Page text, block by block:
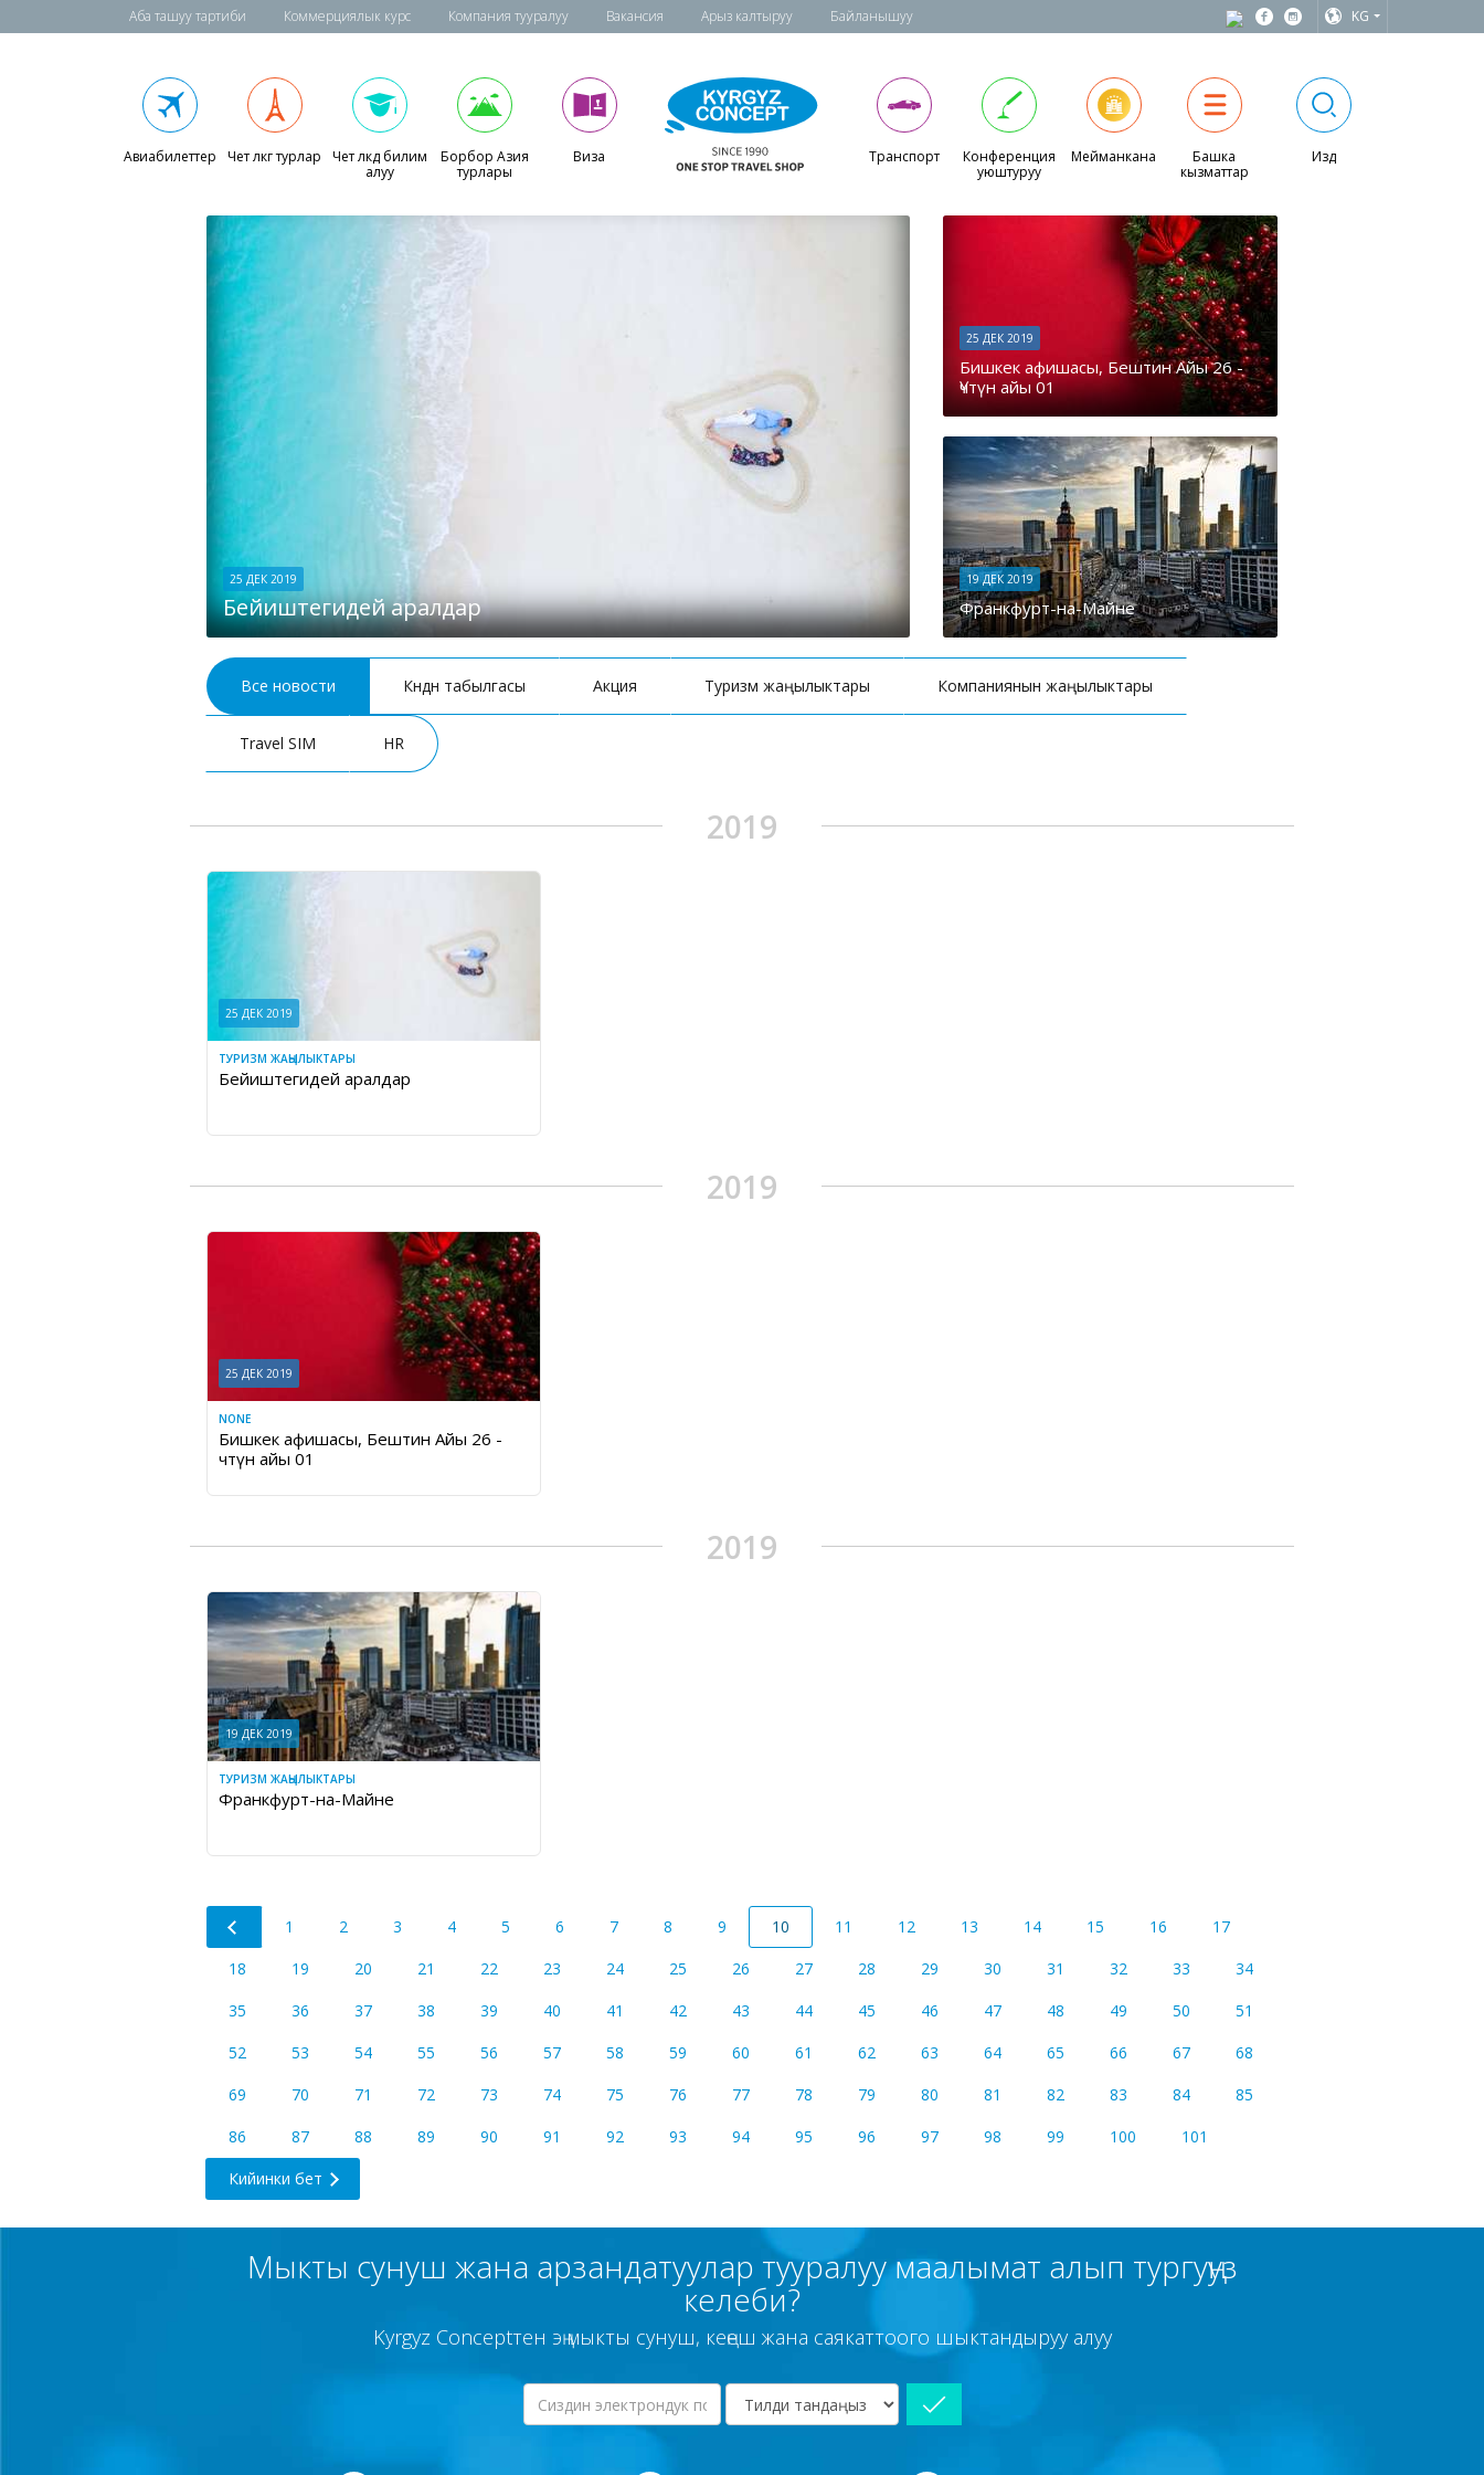
Аба ташуу тартиби Коммерциялык курс Компания тууралуу Вакансия Арыз калтыруу Байланышуу KG
Авиабилеттер Чет өлкөгө турлар
Чет өлкөдө билим
алуу
Борбор Азия
турлары
Виза Транспорт
Конференция
уюштуруу
Мейманкана
Башка
кызматтар
Издөө
25 ДЕК 2019
Бейиштегидей аралдар
25 ДЕК 2019
Бишкек афишасы, Бештин Айы 26 -
Үчтүн айы 01
19 ДЕК 2019
Франкфурт-на-Майне
Все новости Күндүн табылгасы Акция Туризм жаңылыктары Компаниянын жаңылыктары
Travel SIM HR
2019
25 ДЕК 2019
ТУРИЗМ ЖАҢЫЛЫКТАРЫ
Бейиштегидей аралдар
2019
25 ДЕК 2019
NONE
Бишкек афишасы, Бештин Айы 26 -
Үчтүн айы 01
2019
19 ДЕК 2019
ТУРИЗМ ЖАҢЫЛЫКТАРЫ
Франкфурт-на-Майне
1 2 3 4 5 6 7 8 9 10 11 12 13 14 15 16
17
18
19 20 21 22 23 24 25 26 27 28 29 30 31 32 33
34
35
36 37 38 39 40 41 42 43 44 45 46 47 48 49 50
51
52
53 54 55 56 57 58 59 60 61 62 63 64 65 66 67
68
69
70 71 72 73 74 75 76 77 78 79 80 81 82 83 84
85
86
87 88 89 90 91 92 93 94 95 96 97 98 99 100
101
Кийинки бет
Мыкты сунуш жана арзандатуулар тууралуу маалымат алып тургуңуз
келеби?
Kyrgyz Conceptтен эң мыкты сунуш, кеңеш жана саякаттоого шыктандыруу алуу